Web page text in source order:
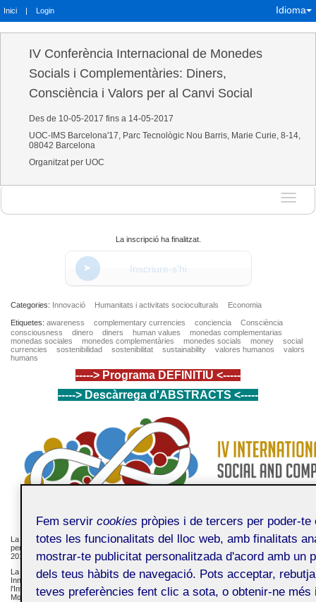
Inici | Login Idioma
IV Conferència Internacional de Monedes
Socials i Complementàries: Diners,
Consciència i Valors per al Canvi Social
Des de 10-05-2017 fins a 14-05-2017
UOC-IMS Barcelona'17, Parc Tecnològic Nou Barris, Marie Curie, 8-14,
08042 Barcelona
Organitzat per UOC
Idioma
La inscripció ha finalitzat.
Inscriure-s'hi
Categories: Innovació Humanitats i activitats socioculturals Economia
Etiquetes: awareness complementary currencies conciencia
Consciència
consciousness
dinero diners human values
monedas complementarias
monedas sociales
monedes complementàries monedes socials money
social
currencies
sostenibilidad sostenibilitat sustainability valores humanos
valors
humans
-----> Programa DEFINITIU <-----
-----> Descàrrega d'ABSTRACTS <-----
La IV Conferència Internacional de Monedes Socials i Complementàries, organitzada
per la Universitat Oberta de Catalunya UOC, es celebrarà del 10 al 14 de maig del
2017 al Parc Tecnològic Nou Barris de Barcelona.
La UOC coorganitzarà l'esdeveniment amb la Research Association on Monetary
Innovation and Community and Complementary Currency Systems (RAMICS),
l'International Journal of Community Currency Research (IJCCR), l'Instituto de la
Moneda Social (IMS), la Xarxa d'Economia Solidària (XES) i la Sustainability School.
Fem servir cookies pròpies i de tercers per poder-
totes les funcionalitats del lloc web, amb finalitats
mostrar-te publicitat personalitzada d'acord amb un
dels teus hàbits de navegació. Pots acceptar,
teves preferències fent clic a sota, o obtenir-ne més